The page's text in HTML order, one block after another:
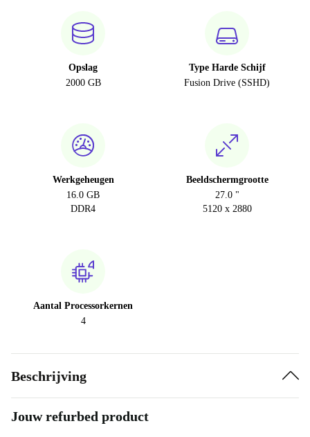
Opslag
2000 GB
Type Harde Schijf
Fusion Drive (SSHD)
Werkgeheugen
16.0 GB
DDR4
Beeldschermgrootte
27.0 "
5120 x 2880
Aantal Processorkernen
4
Beschrijving
Jouw refurbed product